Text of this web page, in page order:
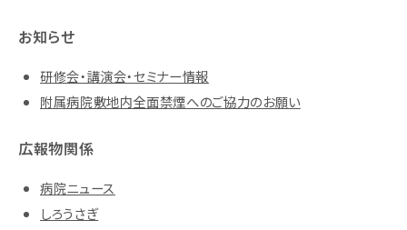
お知らせ
研修会・講演会・セミナー情報
附属病院敷地内全面禁煙へのご協力のお願い
広報物関係
病院ニュース
しろうさぎ